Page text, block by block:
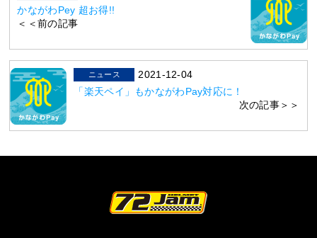
かながわPey 超お得!!
＜＜前の記事
ニュース
2021-12-04
「楽天ペイ」もかながわPay対応に！
次の記事＞＞